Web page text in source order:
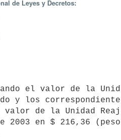
de Leyes y Decretos:
y los
de la Unidad
2003 en $ 216,36